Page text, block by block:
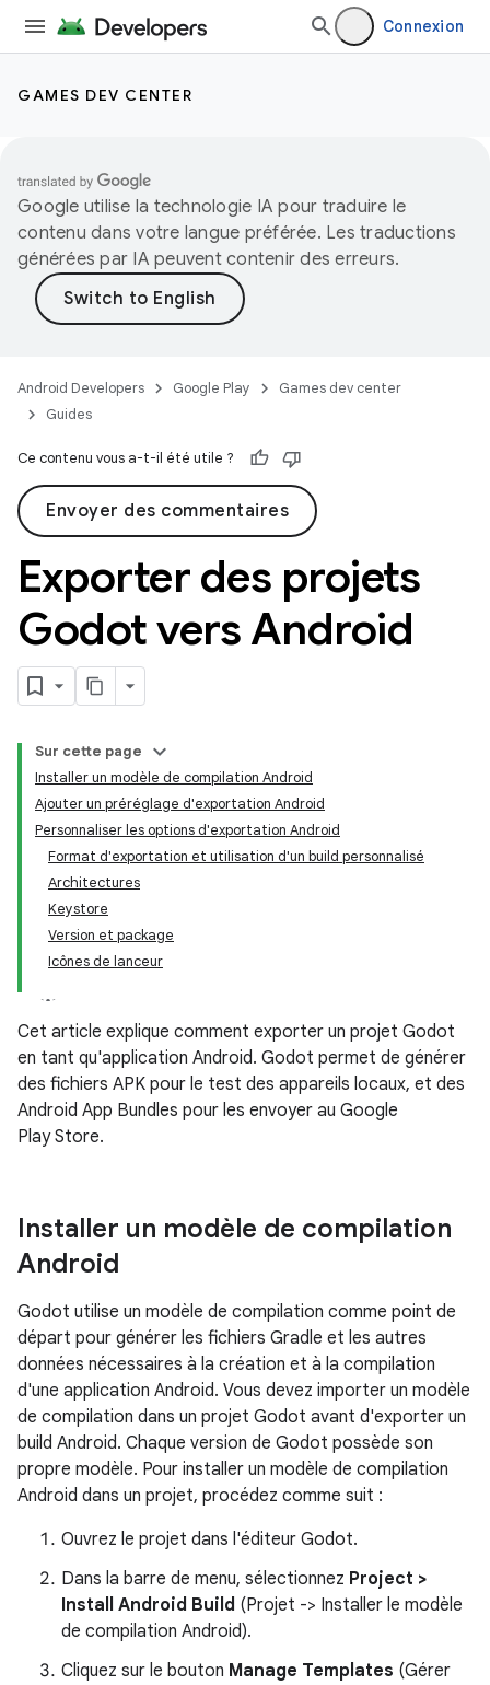
Connexion
GAMES DEV CENTER
Google utilise la technologie IA pour traduire le
contenu dans votre langue préférée. Les traductions
générées par IA peuvent contenir des erreurs.
Android Developers Google Play
Games dev center
Guides
Ce contenu vous a-t-il été utile ?
Envoyer des commentaires
Exporter des projets
Godot vers Android
Sur cette page
Installer un modèle de compilation Android
Ajouter un préréglage d'exportation Android
Personnaliser les options d'exportation Android
Format d'exportation et utilisation d'un build personnalisé
Architectures
Keystore
Version et package
Icônes de lanceur
Cet article explique comment exporter un projet Godot
en tant qu'application Android. Godot permet de générer
des fichiers APK pour le test des appareils locaux, et des
Android App Bundles pour les envoyer au Google
Play Store.
Installer un modèle de compilation
Android
Godot utilise un modèle de compilation comme point de
départ pour générer les fichiers Gradle et les autres
données nécessaires à la création et à la compilation
d'une application Android. Vous devez importer un modèle
de compilation dans un projet Godot avant d'exporter un
build Android. Chaque version de Godot possède son
propre modèle. Pour installer un modèle de compilation
Android dans un projet, procédez comme suit :
Ouvrez le projet dans l'éditeur Godot.
Dans la barre de menu, sélectionnez Project >
Install Android Build (Projet -> Installer le modèle
de compilation Android).
Cliquez sur le bouton Manage Templates (Gérer